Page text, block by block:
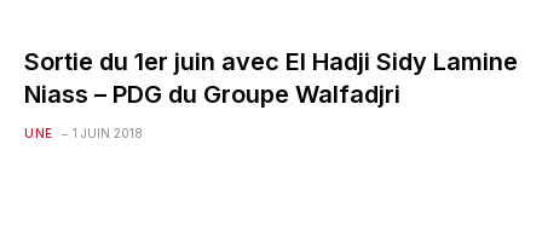
Sortie du 1er juin avec El Hadji Sidy Lamine
Niass – PDG du Groupe Walfadjri
UNE 1 JUIN 2018